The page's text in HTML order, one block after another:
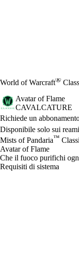
World of Warcraft®
Avatar of Flame
CAVALCATURE
Prezzo
Available actions
Richiede un
Disponibile solo sui
Mists of Pandaria™
Avatar of Flame
Che il fuoco purifichi
Requisiti di sistema